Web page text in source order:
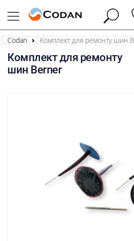
Codan Комплект для ремонту шин
Комплект для ремонту
шин Berner